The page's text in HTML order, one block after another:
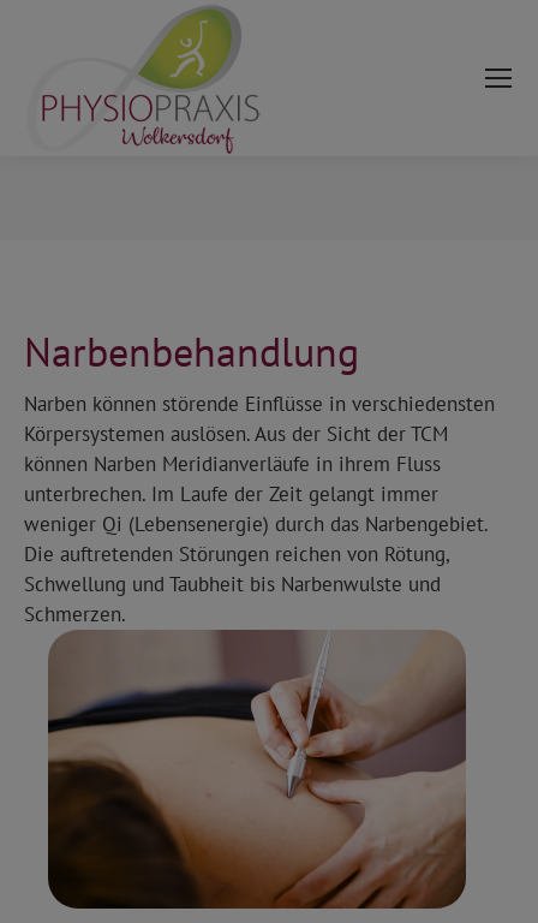
Narbenbehandlung
Narben können störende Einflüsse in verschiedensten
Körpersystemen auslösen. Aus der Sicht der TCM
können Narben Meridianverläufe in ihrem Fluss
unterbrechen. Im Laufe der Zeit gelangt immer
weniger Qi (Lebensenergie) durch das Narbengebiet.
Die auftretenden Störungen reichen von Rötung,
Schwellung und Taubheit bis Narbenwulste und
Schmerzen.